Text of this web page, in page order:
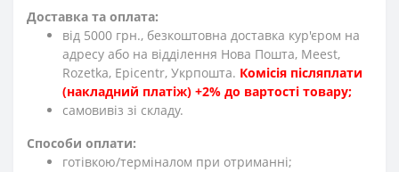
Доставка та оплата:
від 5000 грн., безкоштовна доставка кур'єром на
адресу або на відділення Нова Пошта, Meest,
Rozetka, Epicentr, Укрпошта. Комісія післяплати
(накладний платіж) +2% до вартості товару;
cамовивіз зі складу.
Способи оплати:
готівкою/терміналом при отриманні;